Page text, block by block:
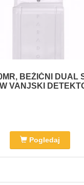
BEŽIČNI DUAL
VANJSKI
Pogledaj